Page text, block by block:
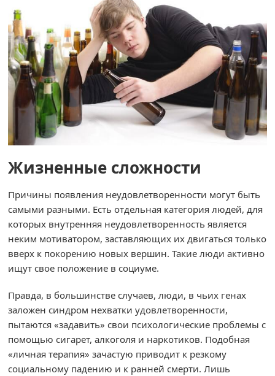
Жизненные сложности
Причины появления неудовлетворенности могут быть
самыми разными. Есть отдельная категория людей, для
которых внутренняя неудовлетворенность является
неким мотиватором, заставляющих их двигаться только
вверх к покорению новых вершин. Такие люди активно
ищут свое положение в социуме.
Правда, в большинстве случаев, люди, в чьих генах
заложен синдром нехватки удовлетворенности,
пытаются «задавить» свои психологические проблемы с
помощью сигарет, алкоголя и наркотиков. Подобная
«личная терапия» зачастую приводит к резкому
социальному падению и к ранней смерти. Лишь